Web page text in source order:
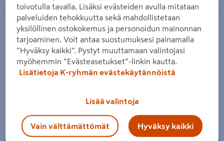
Päivitetty 22.06.2026
Uudista portaiden ilme hauskalla ja kestävällä
maalatulla matolla. Katso ohjevideo ja ryhdy
tuumasta toimeen. Tarvikkeet ja sopivat maalit
toivotulla tavalla. Lisäksi evästeiden avulla mitataan
palveluiden tehokkuutta sekä mahdollistetaan
yksilöllinen ostokokemus ja personoidun mainonnan
tarjoaminen. Voit antaa suostumuksesi painamalla
”Hyväksy kaikki”. Pystyt muuttamaan valintojasi
myöhemmin ”Evästeasetukset”-linkin kautta.
Lisätietoja K-ryhmän evästekäytännöistä
Lisää valintoja
Vain välttämättömät Hyväksy kaikki